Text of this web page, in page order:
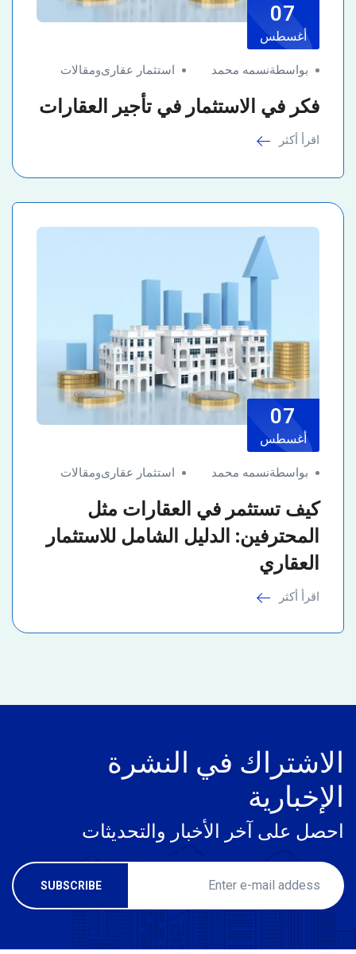
07
أغسطس
بواسطةنسمه محمد استثمار عقارىومقالات
فكر في الاستثمار في تأجير العقارات
اقرأ أكثر
07
أغسطس
بواسطةنسمه محمد استثمار عقارىومقالات
كيف تستثمر في العقارات مثل
المحترفين: الدليل الشامل للاستثمار
العقاري
اقرأ أكثر
الاشتراك في النشرة
الإخبارية
احصل على آخر الأخبار والتحديثات